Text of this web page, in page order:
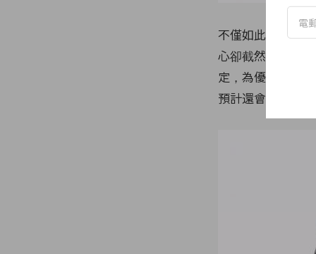
不僅如此，仔細
心卻截然不同，
定，為優雅的線
預計還會有駝色